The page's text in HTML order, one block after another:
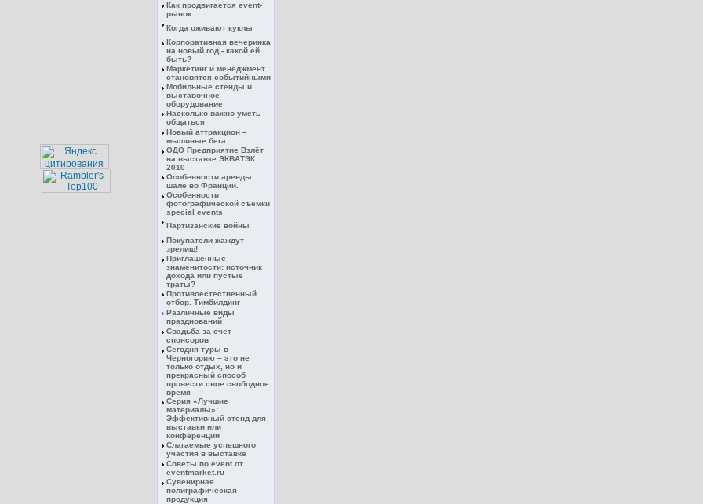
Как продвигается event-
рынок
Когда оживают куклы
Корпоративная вечеринка
на новый год - какой ей
быть?
Маркетинг и менеджмент
становятся событийными
Мобильные стенды и
выставочное
оборудование
Насколько важно уметь
общаться
Новый аттракцион –
мышиные бега
ОДО Предприятие Взлёт
на выставке ЭКВАТЭК
2010
Особенности аренды
шале во Франции.
Особенности
фотографической съемки
special events
Партизанские войны
Покупатели жаждут
зрелищ!
Приглашенные
знаменитости: источник
дохода или пустые
траты?
Противоестественный
отбор. Тимбилдинг
Различные виды
празднований
Свадьба за счет
спонсоров
Сегодня туры в
Черногорию – это не
только отдых, но и
прекрасный способ
провести свое свободное
время
Серия «Лучшие
материалы»:
Эффективный стенд для
выставки или
конференции
Слагаемые успешного
участия в выставке
Советы по event от
eventmarket.ru
Сувенирная
полиграфическая
продукция